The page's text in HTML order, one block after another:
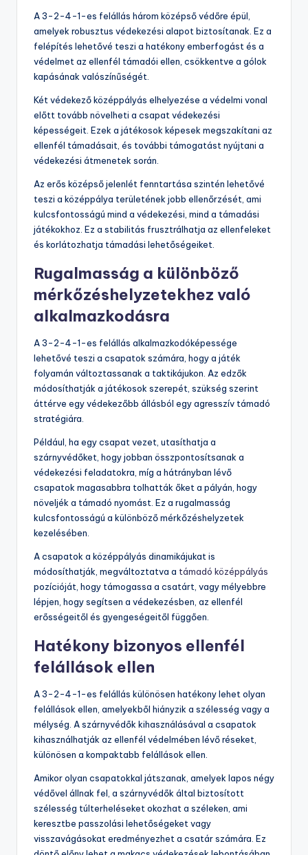
A 3-2-4-1-es felállás három középső védőre épül,
amelyek robusztus védekezési alapot biztosítanak. Ez a
felépítés lehetővé teszi a hatékony emberfogást és a
védelmet az ellenfél támadói ellen, csökkentve a gólok
kapásának valószínűségét.
Két védekező középpályás elhelyezése a védelmi vonal
előtt tovább növelheti a csapat védekezési
képességeit. Ezek a játékosok képesek megszakítani az
ellenfél támadásait, és további támogatást nyújtani a
védekezési átmenetek során.
Az erős középső jelenlét fenntartása szintén lehetővé
teszi a középpálya területének jobb ellenőrzését, ami
kulcsfontosságú mind a védekezési, mind a támadási
játékokhoz. Ez a stabilitás frusztrálhatja az ellenfeleket
és korlátozhatja támadási lehetőségeiket.
Rugalmasság a különböző
mérkőzéshelyzetekhez való
alkalmazkodásra
A 3-2-4-1-es felállás alkalmazkodóképessége
lehetővé teszi a csapatok számára, hogy a játék
folyamán változtassanak a taktikájukon. Az edzők
módosíthatják a játékosok szerepét, szükség szerint
áttérve egy védekezőbb állásból egy agresszív támadó
stratégiára.
Például, ha egy csapat vezet, utasíthatja a
szárnyvédőket, hogy jobban összpontosítsanak a
védekezési feladatokra, míg a hátrányban lévő
csapatok magasabbra tolhatták őket a pályán, hogy
növeljék a támadó nyomást. Ez a rugalmasság
kulcsfontosságú a különböző mérkőzéshelyzetek
kezelésében.
A csapatok a középpályás dinamikájukat is
módosíthatják, megváltoztatva a támadó középpályás
pozícióját, hogy támogassa a csatárt, vagy mélyebbre
lépjen, hogy segítsen a védekezésben, az ellenfél
erősségeitől és gyengeségeitől függően.
Hatékony bizonyos ellenfél
felállások ellen
A 3-2-4-1-es felállás különösen hatékony lehet olyan
felállások ellen, amelyekből hiányzik a szélesség vagy a
mélység. A szárnyvédők kihasználásával a csapatok
kihasználhatják az ellenfél védelmében lévő réseket,
különösen a kompaktabb felállások ellen.
Amikor olyan csapatokkal játszanak, amelyek lapos négy
védővel állnak fel, a szárnyvédők által biztosított
szélesség túlterheléseket okozhat a széleken, ami
keresztbe passzolási lehetőségeket vagy
visszavágásokat eredményezhet a csatár számára. Ez